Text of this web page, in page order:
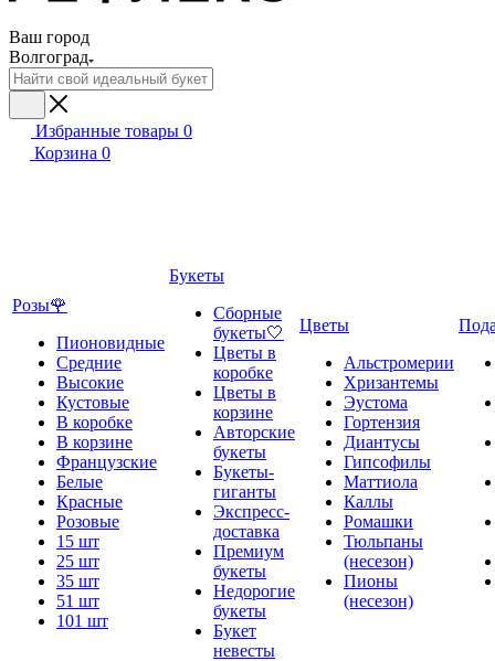
Ваш город
Волгоград
Избранные товары 0
Корзина 0
Розы🌹
Пионовидные
Средние
Высокие
Кустовые
В коробке
В корзине
Французские
Белые
Красные
Розовые
15 шт
25 шт
35 шт
51 шт
101 шт
Букеты
Сборные
букеты🤍
Цветы в
коробке
Цветы в
корзине
Авторские
букеты
Букеты-
гиганты
Экспресс-
доставка
Премиум
букеты
Недорогие
букеты
Букет
невесты
Цветы
Альстромерии
Хризантемы
Эустома
Гортензия
Диантусы
Гипсофилы
Маттиола
Каллы
Ромашки
Тюльпаны
(несезон)
Пионы
(несезон)